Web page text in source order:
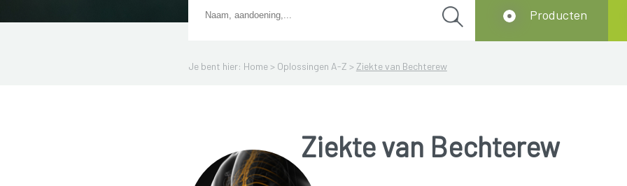
Je bent hier: Home > Oplossingen A-Z > Ziekte van Bechterew
Producten
Ziekte van Bechterew